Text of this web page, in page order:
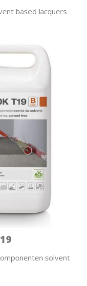
based lacquers
solvent